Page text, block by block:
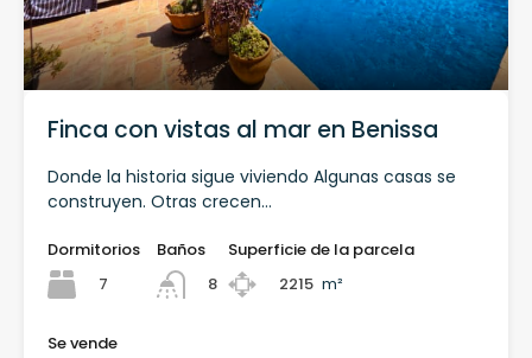
Finca con vistas al mar en Benissa
Donde la historia sigue viviendo Algunas casas se
construyen. Otras crecen…
Dormitorios
7
Baños
8
Superficie de la parcela
2215 m²
Se vende